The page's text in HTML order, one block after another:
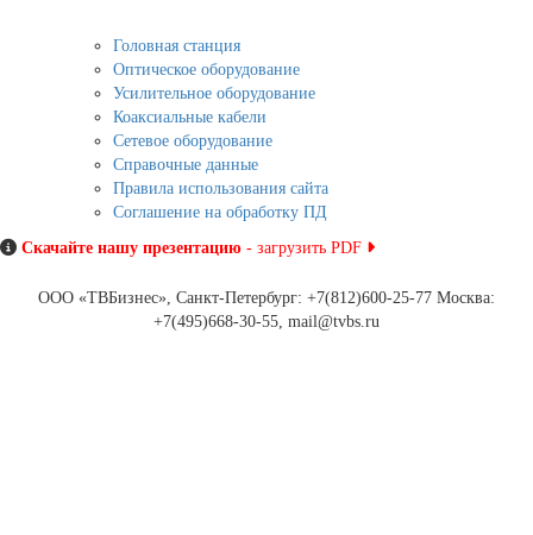
Головная станция
Оптическое оборудование
Усилительное оборудование
Коаксиальные кабели
Сетевое оборудование
Справочные данные
Правила использования сайта
Соглашение на обработку ПД
Скачайте нашу презентацию - загрузить PDF
ООО «ТВБизнес», Санкт-Петербург: +7(812)600-25-77 Москва:
+7(495)668-30-55, mail@tvbs.ru